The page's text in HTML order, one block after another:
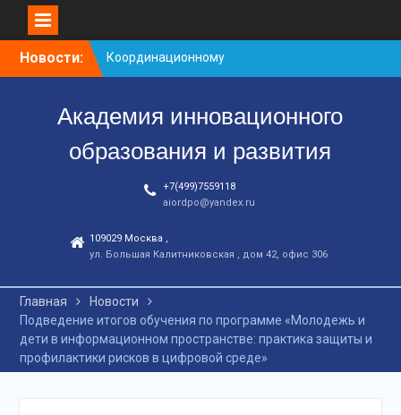
Новости:
Заседание рабочей
группа
Координационному
центру-25 лет!
Академия инновационного
образования и развития
+7(499)7559118
aiordpo@yandex.ru
109029 Москва ,
ул. Большая Калитниковская , дом 42, офис 306
Главная
Новости
Подведение итогов обучения по программе «Молодежь и
дети в информационном пространстве: практика защиты и
профилактики рисков в цифровой среде»